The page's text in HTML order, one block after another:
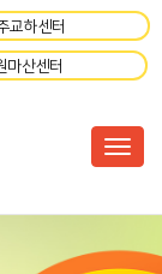
교하센터
마산센터